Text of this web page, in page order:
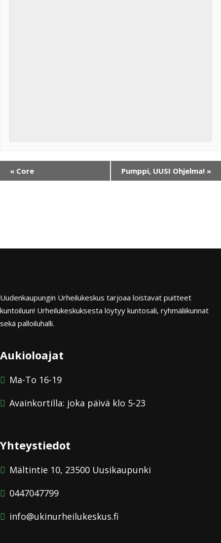
« Core Pumppi, UUSI Ohjelma! »
Uudenkaupungin Urheilukeskus tarjoaa loistavat puitteet
kuntoiluun! Urheilukeskuksesta löytyy kuntosali, ryhmäliikunnat
sekä palloiluhalli.
Aukioloajat
Ma-To 16-19
Avainkortilla: joka päivä klo 5-23
Yhteystiedot
Mältintie 10, 23500 Uusikaupunki
0447047799
info@ukinurheilukeskus.fi